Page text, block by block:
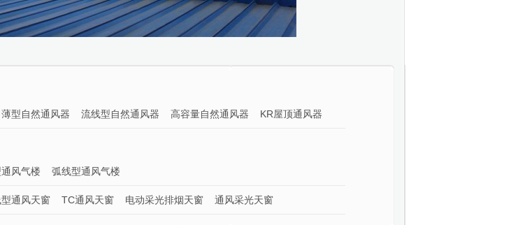
薄型自然通风器 流线型自然通风器 高容量自然通风器
KR屋顶通风器
风气楼 弧线型通风气楼
通风天窗 TC通风天窗 电动采光排烟天窗 通风采光天窗